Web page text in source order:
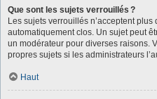
Que sont les sujets verrouillés ?
Les sujets verrouillés n’acceptent
automatiquement clos. Un sujet peut
un modérateur pour diverses raisons.
propres sujets si les administrateurs
Haut